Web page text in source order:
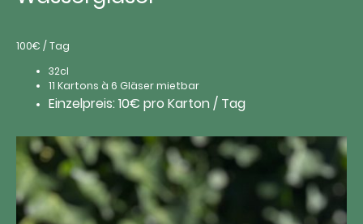
100€ / Tag
32cl
11 Kartons à 6 Gläser mietbar
Einzelpreis: 10€ pro Karton / Tag